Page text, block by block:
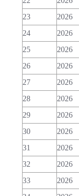
23
2026
24
2026
25
2026
26
2026
27
2026
28
2026
29
2026
30
2026
31
2026
32
2026
33
2026